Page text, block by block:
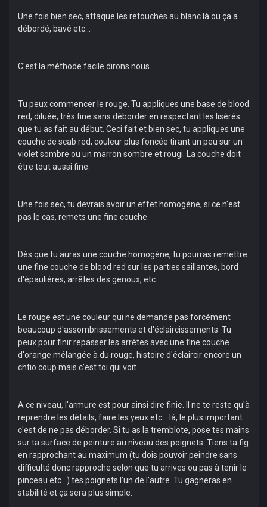
Une fois bien sec, attaque les retouches au blanc là ou ça a
débordé, bavé etc...
C'est la méthode facile dirons nous.
Tu peux commencer le rouge. Tu appliques une base de blood
red, diluée, très fine sans déborder en respectant les lisérés
que tu as fait au début. Ceci fait et bien sec, tu appliques une
couche de scab red, couleur plus foncée tirant un peu sur un
violet sombre ou un marron sombre et rougi. La couche doit
être tout aussi fine.
Une fois sec, tu devrais avoir un effet homogène, si ce n'est
pas le cas, remets une fine couche.
Dès que tu auras une couche homogène, tu pourras remettre
une fine couche de blood red sur les parties saillantes, bord
d'épaulières, arrêtes des genoux, etc...
Le rouge est une couleur qui ne demande pas forcément
beaucoup d'assombrissements et d'éclaircissements. Tu
peux pour finir repasser les arrêtes avec une fine couche
d'orange mélangée à du rouge, histoire d'éclaircir encore un
chtio coup mais c'est toi qui voit.
A ce niveau, l'armure est pour ainsi dire finie. Il ne te reste qu'à
reprendre les détails, faire les yeux etc... là, le plus important
c'est de ne pas déborder. Si tu as la tremblote, pose tes mains
sur ta surface de peinture au niveau des poignets. Tiens ta fig
en rapprochant au maximum (tu dois pouvoir peindre sans
difficulté donc rapproche selon que tu arrives ou pas à tenir le
pinceau etc...) tes poignets l'un de l'autre. Tu gagneras en
stabilité et ça sera plus simple.